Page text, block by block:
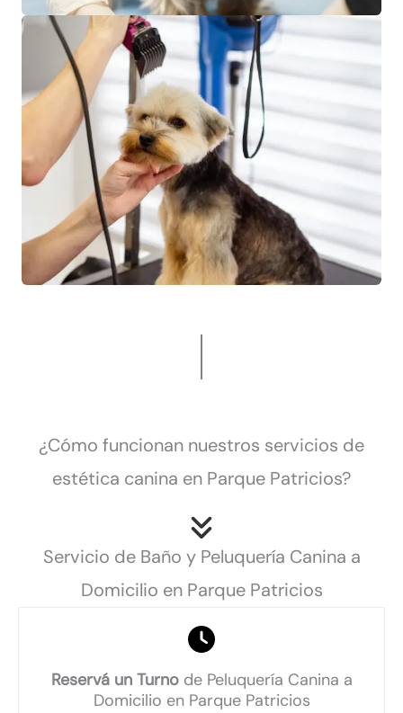
¿Cómo funcionan nuestros servicios de
estética canina en Parque Patricios?
Servicio de Baño y Peluquería Canina a
Domicilio en Parque Patricios
Reservá un Turnode Peluquería Canina a
Domicilio en Parque Patricios